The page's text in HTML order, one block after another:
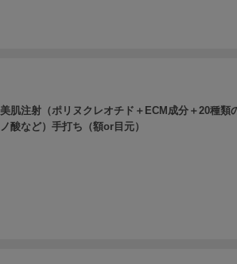
美肌注射（ポリヌクレオチド＋ECM成分＋20種類
ノ酸など）手打ち（額or目元）